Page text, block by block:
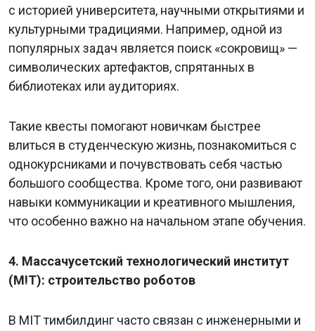
с историей университета, научными открытиями и
культурными традициями. Например, одной из
популярных задач является поиск «сокровищ» —
символических артефактов, спрятанных в
библиотеках или аудиториях.
Такие квесты помогают новичкам быстрее
влиться в студенческую жизнь, познакомиться с
однокурсниками и почувствовать себя частью
большого сообщества. Кроме того, они развивают
навыки коммуникации и креативного мышления,
что особенно важно на начальном этапе обучения.
4. Массачусетский технологический институт
(MIT): строительство роботов
В MIT тимбилдинг часто связан с инженерными и